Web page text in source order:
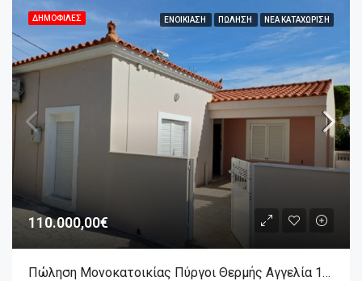
ΔΗΜΟΦΙΛΈΣ ΕΝΟΙΚΊΑΣΗ ΠΏΛΗΣΗ ΝΈΑ ΚΑΤΑΧΏΡΙΣΗ
110.000,00€
Πώληση Μονοκατοικίας Πύργοι Θερμής Αγγελία 17652